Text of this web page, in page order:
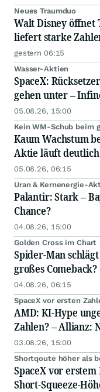
Neues Traumduo
Walt Disney öffnet
liefert starke
gestern 06:15
Wasser-Aktien
SpaceX:
gehen unter –
05.08.26, 15:00
Kein WM-Schub beim
Kaum Wachstum
Aktie läuft deutlich
05.08.26, 06:15
Uran & Kernenergie-
Palantir: Stark –
Chance?
04.08.26, 15:00
Golden Cross im Chart
Spider-Man
großes Comeback?
04.08.26, 06:15
SpaceX vor ersten
AMD: KI-Hype
Zahlen? – Allianz:
03.08.26, 15:00
Shortqoute höher als
SpaceX vor
Short-Squeeze-